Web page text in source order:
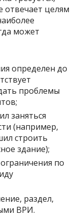
отвечает целям
может
определен до
проблемы
заняться
(например,
строить
здание);
по
раздел,
ВРИ.